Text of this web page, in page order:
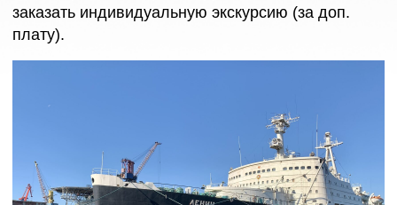
Ледокол
Во второй половине дня поднимаемся на борт
самого мощного в мире судна — атомного